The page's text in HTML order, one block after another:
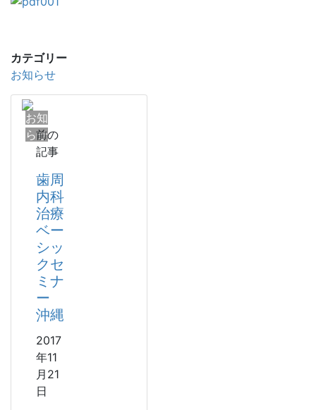
カテゴリー
お知らせ
お知
らせ
前の
記事
歯周
内科
治療
ベー
シッ
クセ
ミナ
ー
沖縄
2017
年11
月21
日